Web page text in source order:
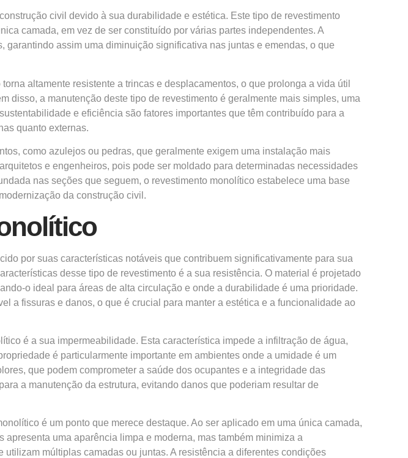
civil devido à sua durabilidade e estética. Este tipo de revestimento
camada, em vez de ser constituído por várias partes independentes. A
assim uma diminuição significativa nas juntas e emendas, o que
altamente resistente a trincas e desplacamentos, o que prolonga a vida útil
disso, a manutenção deste tipo de revestimento é geralmente mais simples, uma
e eficiência são fatores importantes que têm contribuído para a
quanto externas.
como azulejos ou pedras, que geralmente exigem uma instalação mais
e engenheiros, pois pode ser moldado para determinadas necessidades
nas seções que seguem, o revestimento monolítico estabelece uma base
da construção civil.
por suas características notáveis que contribuem significativamente para sua
desse tipo de revestimento é a sua resistência. O material é projetado
o ideal para áreas de alta circulação e onde a durabilidade é uma prioridade.
a fissuras e danos, o que é crucial para manter a estética e a funcionalidade ao
é a sua impermeabilidade. Esta característica impede a infiltração de água,
é particularmente importante em ambientes onde a umidade é um
que podem comprometer a saúde dos ocupantes e a integridade das
a manutenção da estrutura, evitando danos que poderiam resultar de
é um ponto que merece destaque. Ao ser aplicado em uma única camada,
uma aparência limpa e moderna, mas também minimiza a
múltiplas camadas ou juntas. A resistência a diferentes condições